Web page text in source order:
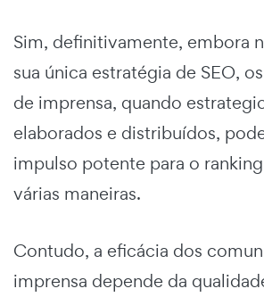
Sim, definitivamente, embora
sua única estratégia de SEO,
de imprensa, quando
elaborados e distribuídos,
impulso potente para o
várias maneiras.
Contudo, a eficácia dos
imprensa depende da